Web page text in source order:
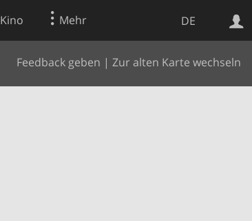
DE
Kino Mehr
Feedback geben | Zur alten Karte wechseln
Websuche